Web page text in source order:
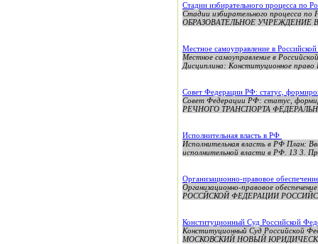
Стадии избирательного процесса по
Стадии избирательного
ОБРАЗОВАТЕЛЬНОЕ УЧРЕЖДЕНИЕ
Местное самоуправление в
Местное самоуправление в
Дисциплина: Конституционное право
Совет Федерации РФ: статус,
Совет Федерации РФ: статус,
РЕЧНОГО ТРАНСПОРТА
Исполнительная власть в РФ
Исполнительная власть в РФ План:
исполнительной власти в РФ. 13 3.
Организационно-правовое
Организационно-правовое
РОССЙСКОЙ ФЕДЕРАЦИИ
Конституционный Суд Российской
Конституционный Суд Российской
МОСКОВСКИЙ НОВЫЙ